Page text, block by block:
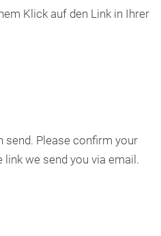
Klick auf den Link in Ihrer
send. Please confirm your
we send you via email.